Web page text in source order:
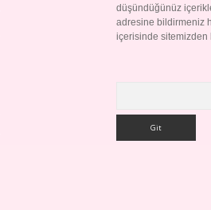
düşündüğünüz
adresine bildirmeniz
içerisinde sitemizden